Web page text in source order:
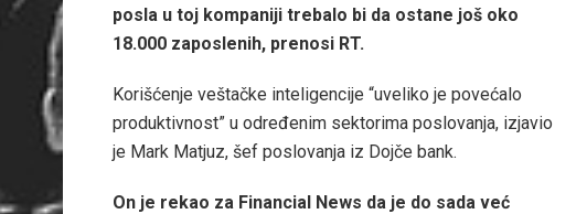
posla u toj kompaniji trebalo bi da ostane još oko
18.000 zaposlenih, prenosi RT.
Korišćenje veštačke inteligencije “uveliko je povećalo
produktivnost” u određenim sektorima poslovanja, izjavio
je Mark Matjuz, šef poslovanja iz Dojče bank.
On je rekao za Financial News da je do sada već